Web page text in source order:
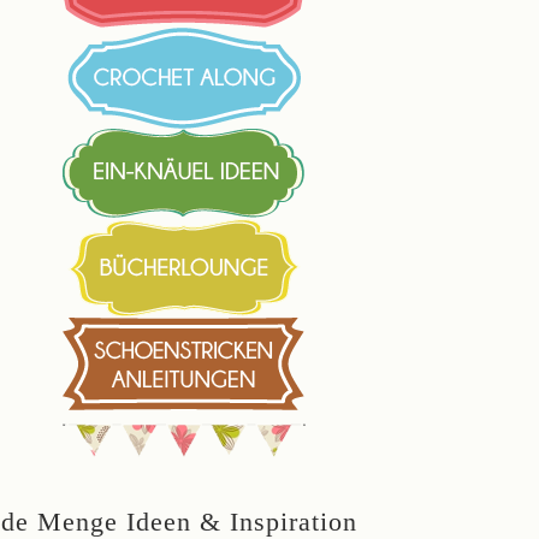
Menge Ideen & Inspiration